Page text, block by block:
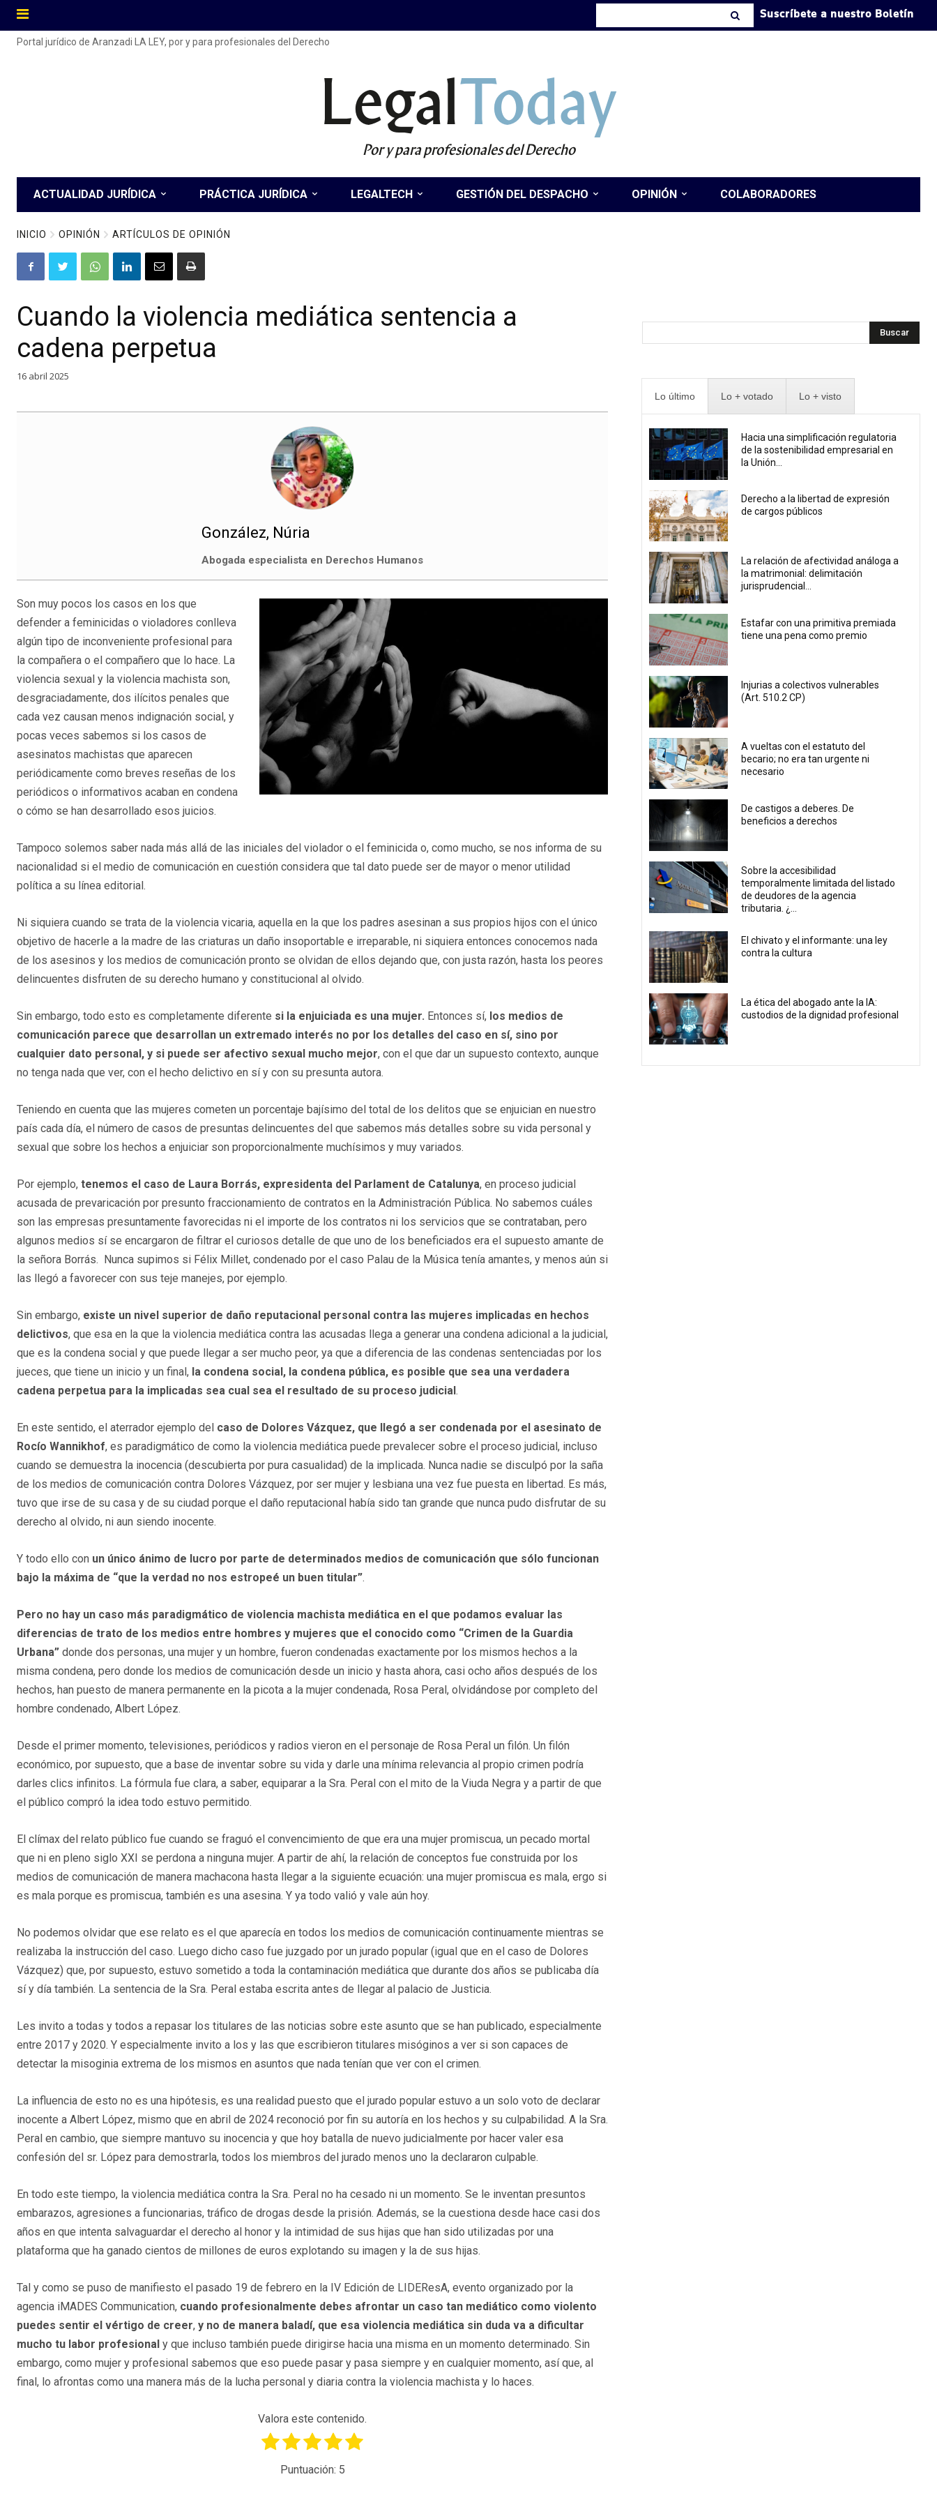
Suscríbete a nuestro Boletín
Portal jurídico de Aranzadi LA LEY, por y para profesionales del Derecho
LegalToday
Por y para profesionales del Derecho
ACTUALIDAD JURÍDICA PRÁCTICA JURÍDICA LEGALTECH GESTIÓN DEL DESPACHO OPINIÓN COLABORADORES
INICIO OPINIÓN ARTÍCULOS DE OPINIÓN
Cuando la violencia mediática sentencia a
cadena perpetua
16 abril 2025
González, Núria
Abogada especialista en Derechos Humanos
Son muy pocos los casos en los que
defender a feminicidas o violadores conlleva
algún tipo de inconveniente profesional para
la compañera o el compañero que lo hace. La
violencia sexual y la violencia machista son,
desgraciadamente, dos ilícitos penales que
cada vez causan menos indignación social, y
pocas veces sabemos si los casos de
asesinatos machistas que aparecen
periódicamente como breves reseñas de los
periódicos o informativos acaban en condena
o cómo se han desarrollado esos juicios.
Tampoco solemos saber nada más allá de las iniciales del violador o el feminicida o, como mucho, se nos informa de su
nacionalidad si el medio de comunicación en cuestión considera que tal dato puede ser de mayor o menor utilidad
política a su línea editorial.
Ni siquiera cuando se trata de la violencia vicaria, aquella en la que los padres asesinan a sus propios hijos con el único
objetivo de hacerle a la madre de las criaturas un daño insoportable e irreparable, ni siquiera entonces conocemos nada
de los asesinos y los medios de comunicación pronto se olvidan de ellos dejando que, con justa razón, hasta los peores
delincuentes disfruten de su derecho humano y constitucional al olvido.
Sin embargo, todo esto es completamente diferente si la enjuiciada es una mujer. Entonces sí, los medios de
comunicación parece que desarrollan un extremado interés no por los detalles del caso en sí, sino por
cualquier dato personal, y si puede ser afectivo sexual mucho mejor, con el que dar un supuesto contexto, aunque
no tenga nada que ver, con el hecho delictivo en sí y con su presunta autora.
Teniendo en cuenta que las mujeres cometen un porcentaje bajísimo del total de los delitos que se enjuician en nuestro
país cada día, el número de casos de presuntas delincuentes del que sabemos más detalles sobre su vida personal y
sexual que sobre los hechos a enjuiciar son proporcionalmente muchísimos y muy variados.
Por ejemplo, tenemos el caso de Laura Borrás, expresidenta del Parlament de Catalunya, en proceso judicial
acusada de prevaricación por presunto fraccionamiento de contratos en la Administración Pública. No sabemos cuáles
son las empresas presuntamente favorecidas ni el importe de los contratos ni los servicios que se contrataban, pero
algunos medios sí se encargaron de filtrar el curiosos detalle de que uno de los beneficiados era el supuesto amante de
la señora Borrás. Nunca supimos si Félix Millet, condenado por el caso Palau de la Música tenía amantes, y menos aún si
las llegó a favorecer con sus teje manejes, por ejemplo.
Sin embargo, existe un nivel superior de daño reputacional personal contra las mujeres implicadas en hechos
delictivos, que esa en la que la violencia mediática contra las acusadas llega a generar una condena adicional a la judicial,
que es la condena social y que puede llegar a ser mucho peor, ya que a diferencia de las condenas sentenciadas por los
jueces, que tiene un inicio y un final, la condena social, la condena pública, es posible que sea una verdadera
cadena perpetua para la implicadas sea cual sea el resultado de su proceso judicial.
En este sentido, el aterrador ejemplo del caso de Dolores Vázquez, que llegó a ser condenada por el asesinato de
Rocío Wannikhof, es paradigmático de como la violencia mediática puede prevalecer sobre el proceso judicial, incluso
cuando se demuestra la inocencia (descubierta por pura casualidad) de la implicada. Nunca nadie se disculpó por la saña
de los medios de comunicación contra Dolores Vázquez, por ser mujer y lesbiana una vez fue puesta en libertad. Es más,
tuvo que irse de su casa y de su ciudad porque el daño reputacional había sido tan grande que nunca pudo disfrutar de su
derecho al olvido, ni aun siendo inocente.
Y todo ello con un único ánimo de lucro por parte de determinados medios de comunicación que sólo funcionan
bajo la máxima de “que la verdad no nos estropeé un buen titular”.
Pero no hay un caso más paradigmático de violencia machista mediática en el que podamos evaluar las
diferencias de trato de los medios entre hombres y mujeres que el conocido como “Crimen de la Guardia
Urbana” donde dos personas, una mujer y un hombre, fueron condenadas exactamente por los mismos hechos a la
misma condena, pero donde los medios de comunicación desde un inicio y hasta ahora, casi ocho años después de los
hechos, han puesto de manera permanente en la picota a la mujer condenada, Rosa Peral, olvidándose por completo del
hombre condenado, Albert López.
Desde el primer momento, televisiones, periódicos y radios vieron en el personaje de Rosa Peral un filón. Un filón
económico, por supuesto, que a base de inventar sobre su vida y darle una mínima relevancia al propio crimen podría
darles clics infinitos. La fórmula fue clara, a saber, equiparar a la Sra. Peral con el mito de la Viuda Negra y a partir de que
el público compró la idea todo estuvo permitido.
El clímax del relato público fue cuando se fraguó el convencimiento de que era una mujer promiscua, un pecado mortal
que ni en pleno siglo XXI se perdona a ninguna mujer. A partir de ahí, la relación de conceptos fue construida por los
medios de comunicación de manera machacona hasta llegar a la siguiente ecuación: una mujer promiscua es mala, ergo si
es mala porque es promiscua, también es una asesina. Y ya todo valió y vale aún hoy.
No podemos olvidar que ese relato es el que aparecía en todos los medios de comunicación continuamente mientras se
realizaba la instrucción del caso. Luego dicho caso fue juzgado por un jurado popular (igual que en el caso de Dolores
Vázquez) que, por supuesto, estuvo sometido a toda la contaminación mediática que durante dos años se publicaba día
sí y día también. La sentencia de la Sra. Peral estaba escrita antes de llegar al palacio de Justicia.
Les invito a todas y todos a repasar los titulares de las noticias sobre este asunto que se han publicado, especialmente
entre 2017 y 2020. Y especialmente invito a los y las que escribieron titulares misóginos a ver si son capaces de
detectar la misoginia extrema de los mismos en asuntos que nada tenían que ver con el crimen.
La influencia de esto no es una hipótesis, es una realidad puesto que el jurado popular estuvo a un solo voto de declarar
inocente a Albert López, mismo que en abril de 2024 reconoció por fin su autoría en los hechos y su culpabilidad. A la Sra.
Peral en cambio, que siempre mantuvo su inocencia y que hoy batalla de nuevo judicialmente por hacer valer esa
confesión del sr. López para demostrarla, todos los miembros del jurado menos uno la declararon culpable.
En todo este tiempo, la violencia mediática contra la Sra. Peral no ha cesado ni un momento. Se le inventan presuntos
embarazos, agresiones a funcionarias, tráfico de drogas desde la prisión. Además, se la cuestiona desde hace casi dos
años en que intenta salvaguardar el derecho al honor y la intimidad de sus hijas que han sido utilizadas por una
plataforma que ha ganado cientos de millones de euros explotando su imagen y la de sus hijas.
Tal y como se puso de manifiesto el pasado 19 de febrero en la IV Edición de LIDEResA, evento organizado por la
agencia iMADES Communication, cuando profesionalmente debes afrontar un caso tan mediático como violento
puedes sentir el vértigo de creer, y no de manera baladí, que esa violencia mediática sin duda va a dificultar
mucho tu labor profesional y que incluso también puede dirigirse hacia una misma en un momento determinado. Sin
embargo, como mujer y profesional sabemos que eso puede pasar y pasa siempre y en cualquier momento, así que, al
final, lo afrontas como una manera más de la lucha personal y diaria contra la violencia machista y lo haces.
Valora este contenido.
Puntuación: 5
Buscar
Lo último Lo + votado Lo + visto
Hacia una simplificación regulatoria
de la sostenibilidad empresarial en
la Unión...
Derecho a la libertad de expresión
de cargos públicos
La relación de afectividad análoga a
la matrimonial: delimitación
jurisprudencial...
Estafar con una primitiva premiada
tiene una pena como premio
Injurias a colectivos vulnerables
(Art. 510.2 CP)
A vueltas con el estatuto del
becario; no era tan urgente ni
necesario
De castigos a deberes. De
beneficios a derechos
Sobre la accesibilidad
temporalmente limitada del listado
de deudores de la agencia
tributaria. ¿...
El chivato y el informante: una ley
contra la cultura
La ética del abogado ante la IA:
custodios de la dignidad profesional